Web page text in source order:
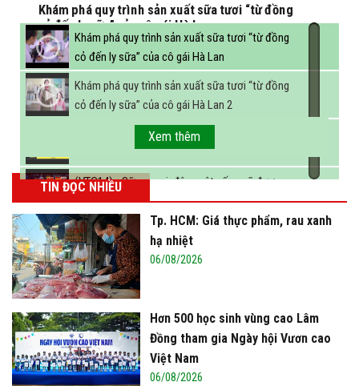
Khám phá quy trình sản xuất sữa tươi “từ đồng
cỏ đến ly sữa” của cô gái Hà Lan
Khám phá quy trình sản xuất sữa tươi “từ đồng
cỏ đến ly sữa” của cô gái Hà Lan
Khám phá quy trình sản xuất sữa tươi “từ đồng
cỏ đến ly sữa” của cô gái Hà Lan 2
FBNC - Ngành sữa hướng tới mục tiêu 3,4 tỷ lít
sữa vào năm 2025
(VTC14) - Sữa ngoại, động vật sống sẽ được
miễn thuế nhập khẩu
Xem thêm
TIN ĐỌC NHIỀU
Tp. HCM: Giá thực phẩm, rau xanh
hạ nhiệt
06/08/2026
Hơn 500 học sinh vùng cao Lâm
Đồng tham gia Ngày hội Vươn cao
Việt Nam
06/08/2026